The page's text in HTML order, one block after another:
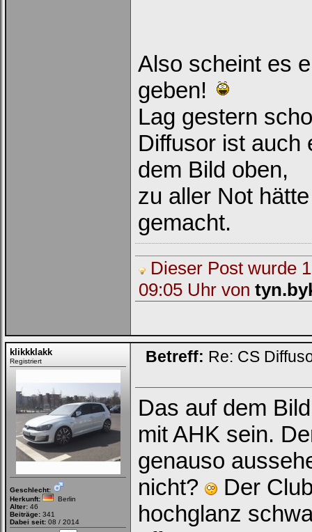
Also scheint es
geben!
Lag gestern
Diffusor ist auch
dem Bild oben,
zu aller Not
gemacht.
Dieser Post wurde
09:05 Uhr von
klikkklakk
Registriert
Geschlecht:
Herkunft:
Berlin
Alter: 46
Beiträge: 341
Dabei seit: 08 / 2014
Betreff: Re: CS
Das auf dem
mit AHK sein.
genauso
nicht?
Der
hochglanz